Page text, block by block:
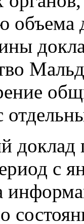
объема
с